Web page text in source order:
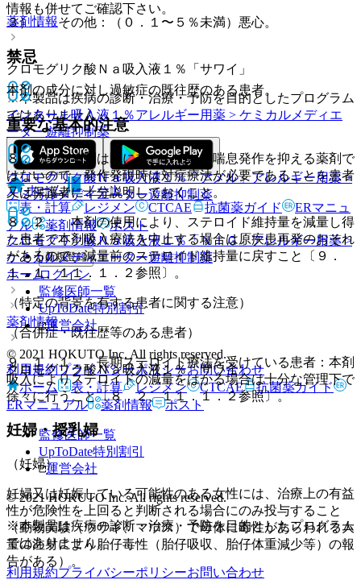
薬剤情報
クロモグリク酸Ｎａ吸入液１％「サワイ」
インタール吸入液１％アレルギー用薬 > ケミカルメディエ
ーター遊離抑制薬
クロモグリク酸Ｎａ吸入液１％「アメル」アレルギー用薬 >
ケミカルメディエーター遊離抑制薬
クロモグリク酸Ｎａ吸入液１％「ＮＩＧ」アレルギー用薬 >
ケミカルメディエーター遊離抑制薬
ホーム
薬剤情報
クロモグリク酸Ｎａ吸入液１％「サワイ」
３）． その他：（０．１〜５％未満）悪心。
禁忌
本剤の成分に対し過敏症の既往歴のある患者。
重要な基本的注意
８．１． 本剤は既に起こっている喘息発作を抑える薬剤で
はないので、発作発現時は対症療法が必要であることを患者
又は保護者に十分説明しておくこと。
８．２． 本剤の使用により、ステロイド維持量を減量し得
た患者で本剤吸入療法を中止する場合は原疾患再発のおそれ
があるので、減量前のステロイド維持量に戻すこと〔９．
１．１、１１．１．２参照〕。
（特定の背景を有する患者に関する注意）
（合併症・既往歴等のある患者）
９．１．１． 長期ステロイド療法を受けている患者：本剤
吸入によりステロイドの減量をはかる場合は十分な管理下で
徐々に行うこと〔８．２、１１．１．２参照〕。
妊婦・授乳婦
（妊婦）
妊婦又は妊娠している可能性のある女性には、治療上の有益
性が危険性を上回ると判断される場合にのみ投与すること
（動物実験（ウサギ、マウス）で母体に毒性があらわれる大
量の注射により胎仔毒性（胎仔吸収、胎仔体重減少等）の報
告がある）。
情報も併せてご確認下さい。
※本製品は疾病の診断・治療・予防を目的としたプログラム
ではありません。
ホーム
ノート
表・計算
レジメン CTCAE 抗菌薬ガイド
ERマニュ
アル
薬剤情報 ポスト
新規登録
ログイン
監修医師一覧
UpToDate特別割引
運営会社
© 2021 HOKUTO Inc. All rights reserved.
利用規約プライバシーポリシーお問い合わせ
ホーム
表・計算 レジメン CTCAE
抗菌薬ガイド
ERマニュアル
薬剤情報 ポスト
監修医師一覧
UpToDate特別割引
運営会社
© 2021 HOKUTO Inc. All rights reserved.
※本製品は疾病の診断・治療・予防を目的としたプログラム
ではありません。
利用規約プライバシーポリシーお問い合わせ